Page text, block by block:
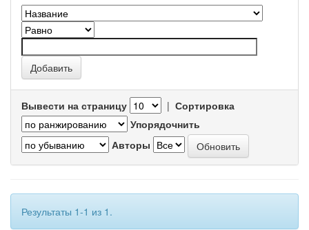
Вывести на страницу | Сортировка
Упорядочнить
Авторы
Результаты 1-1 из 1.